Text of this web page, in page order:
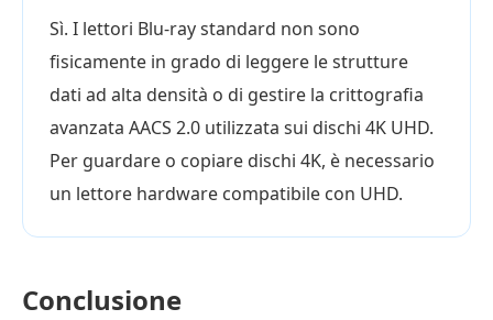
Sì. I lettori Blu-ray standard non sono
fisicamente in grado di leggere le strutture
dati ad alta densità o di gestire la crittografia
avanzata AACS 2.0 utilizzata sui dischi 4K UHD.
Per guardare o copiare dischi 4K, è necessario
un lettore hardware compatibile con UHD.
Conclusione